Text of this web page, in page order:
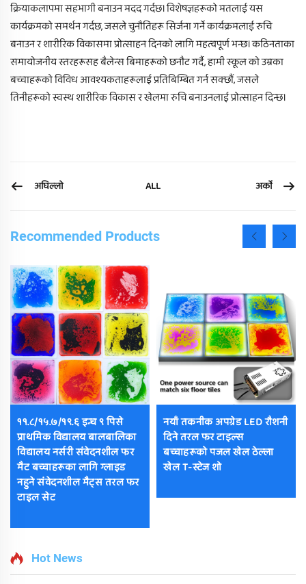
क्रियाकलापमा सहभागी बनाउन मदद गर्दछ। विशेषज्ञहरूको मतलाई यस
कार्यक्रमको समर्थन गर्दछ, जसले चुनौतिहरू सिर्जना गर्ने कार्यक्रमलाई रुचि
बनाउन र शारीरिक विकासमा प्रोत्साहन दिनको लागि महत्वपूर्ण भन्छ। कठिनताका
समायोजनीय स्तरहरूसह बैलेन्स बिमाहरूको छनौट गर्दै, हामी स्कूल को उम्रका
बच्चाहरूको विविध आवश्यकताहरूलाई प्रतिबिम्बित गर्न सक्छौं, जसले
तिनीहरूको स्वस्थ शारीरिक विकास र खेलमा रुचि बनाउनलाई प्रोत्साहन दिन्छ।
अघिल्लो ALL अर्को
Recommended Products
११.८/१५.७/१९.६ इन्च ९ पिसे
प्राथमिक विद्यालय बालबालिका
विद्यालय नर्सरी संवेदनशील फर
मैट बच्चाहरूका लागि ग्लाइड
नहुने संवेदनशील मैट्स तरल फर
टाइल सेट
नयाँ तकनीक अपग्रेड LED रौशनी
दिने तरल फर टाइल्स
बच्चाहरूको पजल खेल ठेल्ला
खेल T-स्टेज शो
Hot News